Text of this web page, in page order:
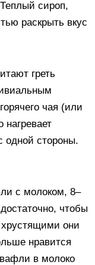
Теплый сироп,
раскрыть вкус
греть
чая (или
одной стороны.
с молоком, 8–
чтобы
они
нравится
в молоко